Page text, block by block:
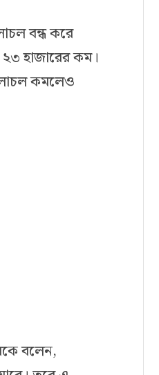
বন্ধ করে
হাজারের কম।
কমলেও
বলেন,